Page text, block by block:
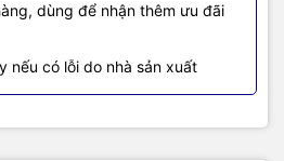
dùng để nhận thêm ưu đãi
nếu có lỗi do nhà sản xuất
xuất hình 8K @ 60Hz / 4K @
LAN)